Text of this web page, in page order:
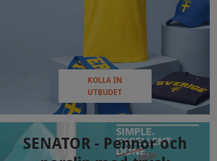
KOLLA IN
UTBUDET
SENATOR - Pennor och